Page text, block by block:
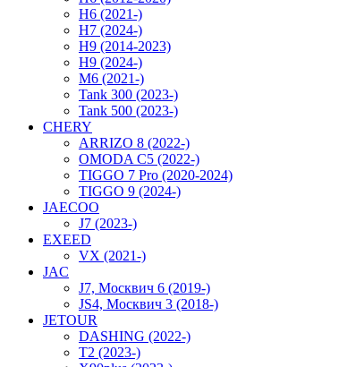
H6 (2021-)
H7 (2024-)
H9 (2014-2023)
H9 (2024-)
M6 (2021-)
Tank 300 (2023-)
Tank 500 (2023-)
CHERY
ARRIZO 8 (2022-)
OMODA C5 (2022-)
TIGGO 7 Pro (2020-2024)
TIGGO 9 (2024-)
JAECOO
J7 (2023-)
EXEED
VX (2021-)
JAC
J7, Москвич 6 (2019-)
JS4, Москвич 3 (2018-)
JETOUR
DASHING (2022-)
T2 (2023-)